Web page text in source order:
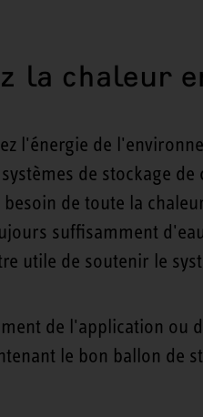
la chaleur
l'énergie de
de stockage
de toute la
suffisamment
utile de soutenir le
de l'application ou
le bon ballon de